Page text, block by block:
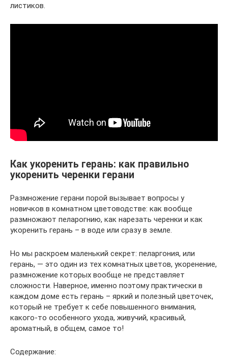
листиков.
Как укоренить герань: как правильно
укоренить черенки герани
Размножение герани порой вызывает вопросы у
новичков в комнатном цветоводстве: как вообще
размножают пеларогнию, как нарезать черенки и как
укоренить герань – в воде или сразу в земле.
Но мы раскроем маленький секрет: пеларгония, или
герань, — это один из тех комнатных цветов, укоренение,
размножение которых вообще не представляет
сложности. Наверное, именно поэтому практически в
каждом доме есть герань – яркий и полезный цветочек,
который не требует к себе повышенного внимания,
какого-то особенного ухода, живучий, красивый,
ароматный, в общем, самое то!
Содержание: